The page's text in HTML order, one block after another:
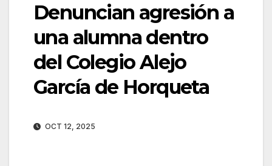
Denuncian agresión a
una alumna dentro
del Colegio Alejo
García de Horqueta
OCT 12, 2025